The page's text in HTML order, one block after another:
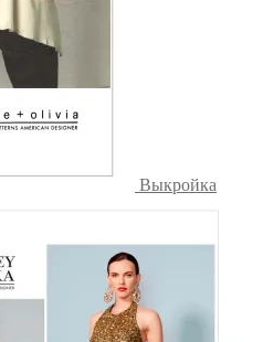
Выкройка